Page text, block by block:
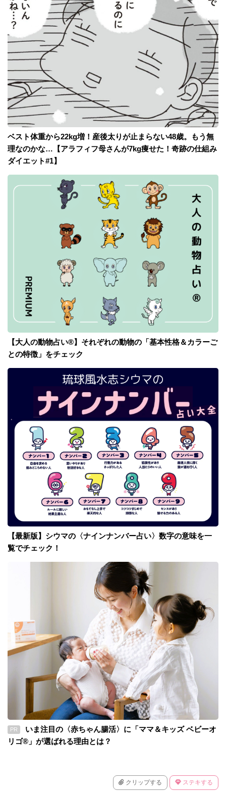
ベスト体重から22kg増！産後太りが止まらない48歳。もう無
理なのかな…【アラフィフ母さんが7kg痩せた！奇跡の仕組み
ダイエット#1】
【大人の動物占い®】それぞれの動物の「基本性格＆カラーご
との特徴」をチェック
【最新版】シウマの〈ナインナンバー占い〉数字の意味を一
覧でチェック！
PR
いま注目の〈赤ちゃん腸活〉に「ママ＆キッズ ベビーオ
リゴ®」が選ばれる理由とは？
クリップする ステキする